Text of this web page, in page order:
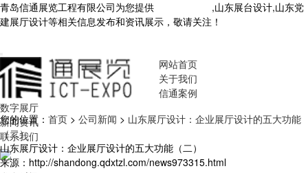
青岛信通展览工程有限公司为您提供
,山东展台设计,山东党
建展厅设计等相关信息发布和资讯展示，敬请关注！
网站首页
关于我们
信通案例
数字展厅
新闻资讯
联系我们
您的位置： 首页 > 公司新闻 > 山东展厅设计：企业展厅设计的五大功能
（二）
山东展厅设计：企业展厅设计的五大功能（二）
来源：http://shandong.qdxtzl.com/news973315.html